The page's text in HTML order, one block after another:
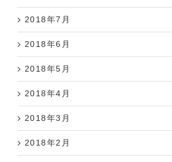
2018年7月
2018年6月
2018年5月
2018年4月
2018年3月
2018年2月